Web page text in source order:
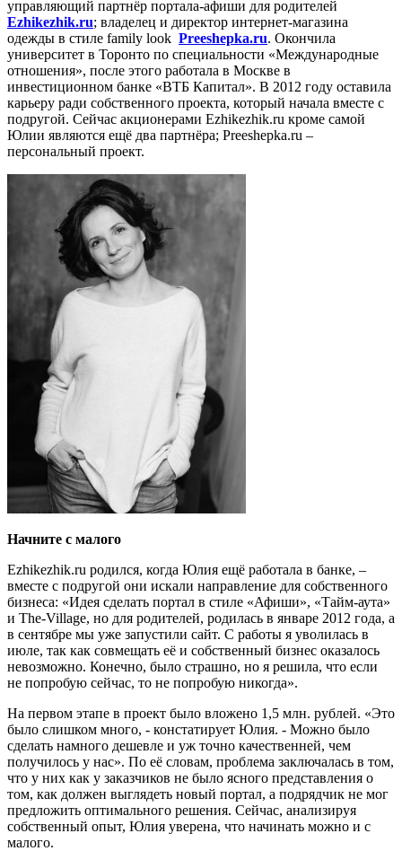
управляющий партнёр портала-афиши для родителей
Еzhikezhik.ru; владелец и директор интернет-магазина
одежды в стиле family look Preeshepka.ru. Окончила
университет в Торонто по специальности «Международные
отношения», после этого работала в Москве в
инвестиционном банке «ВТБ Капитал». В 2012 году оставила
карьеру ради собственного проекта, который начала вместе с
подругой. Сейчас акционерами Еzhikezhik.ru кроме самой
Юлии являются ещё два партнёра; Preeshepka.ru –
персональный проект.
Начните с малого
Еzhikezhik.ru родился, когда Юлия ещё работала в банке, –
вместе с подругой они искали направление для собственного
бизнеса: «Идея сделать портал в стиле «Афиши», «Тайм-аута»
и The-Village, но для родителей, родилась в январе 2012 года, а
в сентябре мы уже запустили сайт. С работы я уволилась в
июле, так как совмещать её и собственный бизнес оказалось
невозможно. Конечно, было страшно, но я решила, что если
не попробую сейчас, то не попробую никогда».
На первом этапе в проект было вложено 1,5 млн. рублей. «Это
было слишком много, - констатирует Юлия. - Можно было
сделать намного дешевле и уж точно качественней, чем
получилось у нас». По её словам, проблема заключалась в том,
что у них как у заказчиков не было ясного представления о
том, как должен выглядеть новый портал, а подрядчик не мог
предложить оптимального решения. Сейчас, анализируя
собственный опыт, Юлия уверена, что начинать можно и с
малого.